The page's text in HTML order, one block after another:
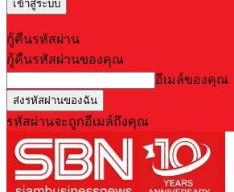
กู้คืนรหัสผ่าน
กู้คืนรหัสผ่านของคุณ
อีเมล์ของคุณ
รหัสผ่านจะถูกอีเมล์ถึงคุณ